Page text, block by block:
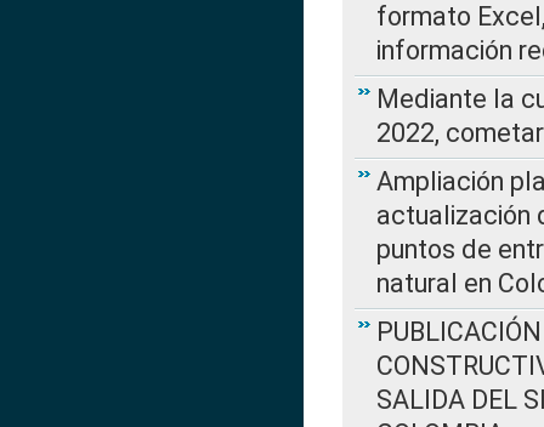
formato
información
Mediante la
2022,
Ampliación
actualización
puntos de
natural en
SALIDA DEL